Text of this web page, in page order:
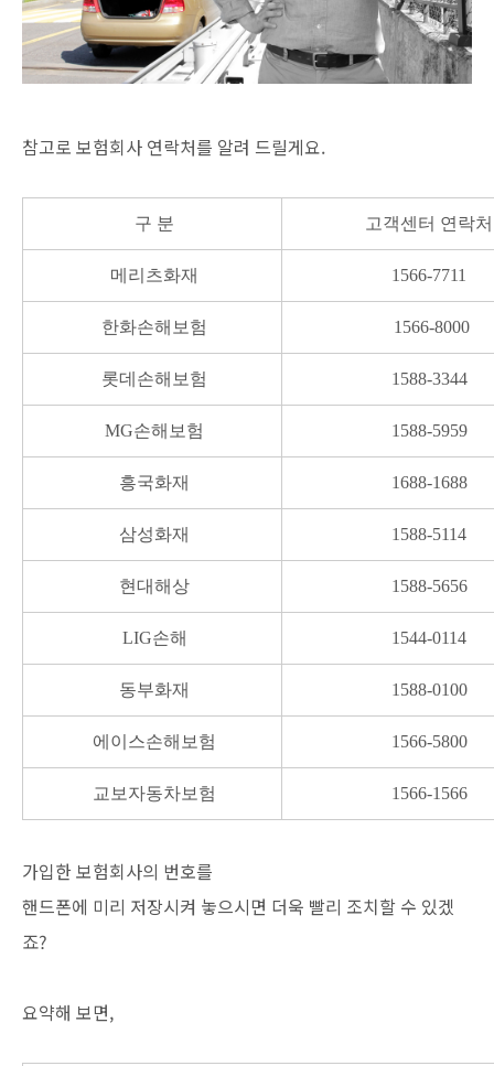
참고로 보험회사 연락처를 알려 드릴게요.
구 분 고객센터 연락처
메리츠화재 1566-7711
한화손해보험 1566-8000
롯데손해보험 1588-3344
MG손해보험 1588-5959
흥국화재 1688-1688
삼성화재 1588-5114
현대해상 1588-5656
LIG손해 1544-0114
동부화재 1588-0100
에이스손해보험 1566-5800
교보자동차보험 1566-1566
가입한 보험회사의 번호를
핸드폰에 미리 저장시켜 놓으시면 더욱 빨리 조치할 수 있겠
죠?
요약해 보면,